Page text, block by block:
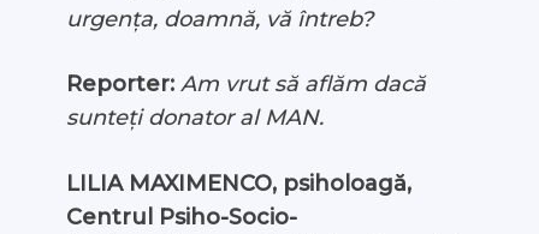
urgența, doamnă, vă întreb?
Reporter: Am vrut să aflăm dacă
sunteți donator al MAN.
LILIA MAXIMENCO, psiholoagă,
Centrul Psiho-Socio-